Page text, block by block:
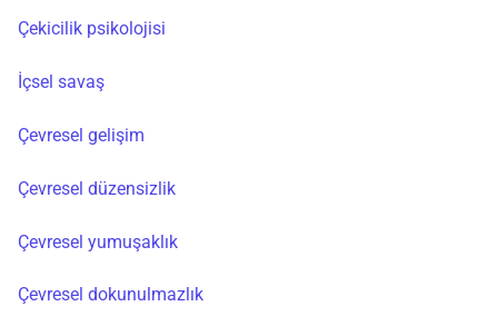
Çekicilik psikolojisi
İçsel savaş
Çevresel gelişim
Çevresel düzensizlik
Çevresel yumuşaklık
Çevresel dokunulmazlık